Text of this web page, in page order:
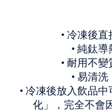
• 冷凍後直
• 純鈦導
• 耐用不變
• 易清洗
• 冷凍後放入飲品
化」，完全不會